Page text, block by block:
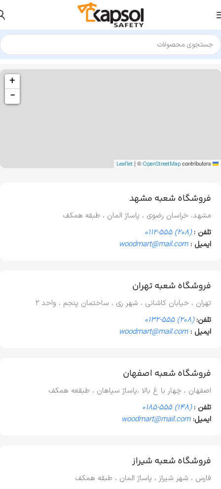
+
−
| © OpenStreetMapcontributors
فروشگاه شعبه مشهد
مشهد، خراسان رضوی ، پاساژ المان ، طبقه همکف
تلفن : (208) 555-0112
ایمیل : woodmart@mail.com
فروشگاه شعبه تهران
تهران ، خیابان کاشانی ، شهر ری ، ساختمان پنجم ، واحد 2
تلفن: (208) 555-0132
ایمیل : woodmart@mail.com
فروشگاه شعبه اصفهان
اصفهان ، چهار با غ بالا ،پاساژ سپاهان ، طبقعه همکف
تلفن : (148) 555-0185
ایمیل: woodmart@mail.com
فروشگاه شعبه شیراز
فارس ، شهر شیراز ، پاساژ المان ، طبقه همکف